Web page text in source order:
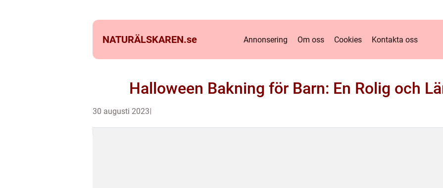
NATURÄLSKAREN.se Annonsering Om oss Cookies Kontakta oss
Halloween Bakning för Barn: En Rolig och
30 augusti 2023